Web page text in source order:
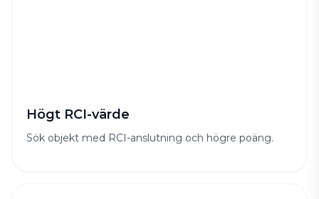
Högt RCI-värde
Sök objekt med RCI-anslutning och högre poäng.